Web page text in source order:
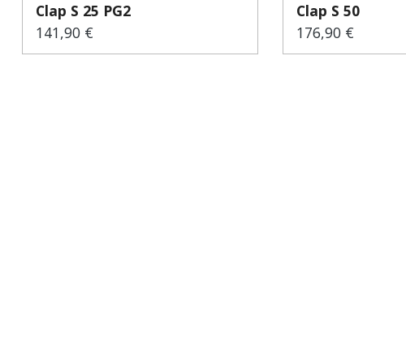
Clap S 25 PG2
Regulärer Preis:
141,90 €
Clap S 50
Regulärer Preis:
176,90 €